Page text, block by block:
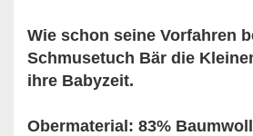
Wie schon seine Vorfahren
Schmusetuch Bär die
ihre Babyzeit.
Obermaterial: 83%